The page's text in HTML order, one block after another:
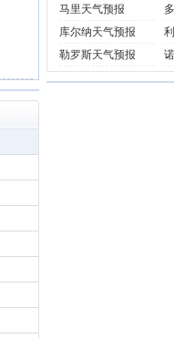
马里天气预报
库尔纳天气预报
勒罗斯天气预报